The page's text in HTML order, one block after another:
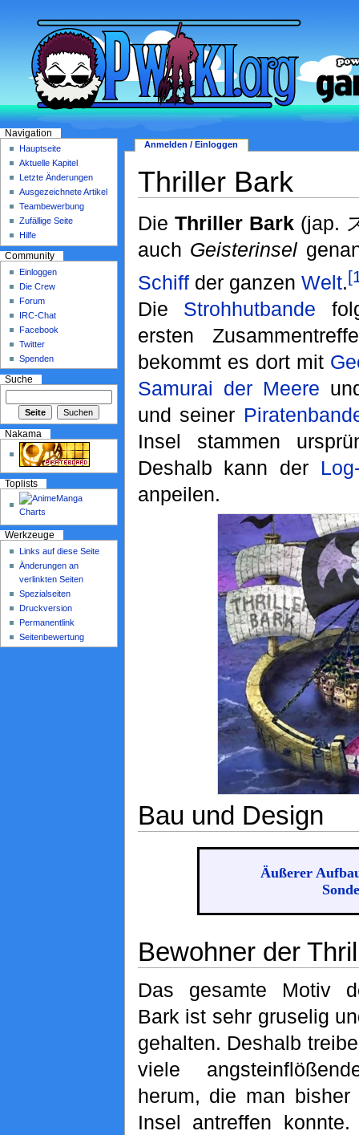
Thriller Bark
Die Thriller Bark(jap.
auch Geisterinsel
Schiffder ganzen Welt.
Die Strohhutbande
ersten
bekommt es dort mit
Samurai der Meere
und seiner
Insel stammen
Deshalb kann der
anpeilen.
Bau und Design
Äußerer
Bewohner der
Das gesamte Motiv
Bark ist sehr gruselig
gehalten. Deshalb
viele
herum, die man bisher
Insel antreffen
Anmelden / Einloggen
Navigation
Hauptseite
Aktuelle Kapitel
Letzte Änderungen
Ausgezeichnete Artikel
Teambewerbung
Zufällige Seite
Hilfe
Community
Einloggen
Die Crew
Forum
IRC-Chat
Facebook
Twitter
Spenden
Suche
Nakama
Toplists
Werkzeuge
Links auf diese Seite
Änderungen an
verlinkten Seiten
Spezialseiten
Druckversion
Permanentlink
Seitenbewertung